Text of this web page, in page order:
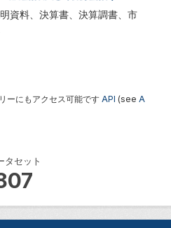
タセット
資料、決算書、決算調書、市
ーにもアクセス可能です API (see A